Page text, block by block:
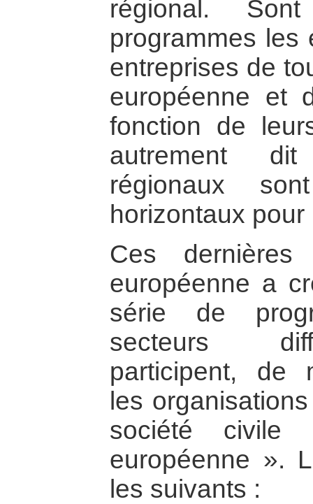
régional.
programmes les
entreprises de
européenne et
fonction de
autrement
régionaux
horizontaux
Ces
européenne a
série de
secteurs
participent, de
les
société civile
européenne ».
les suivants :